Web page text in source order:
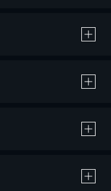
よる作品の購入 / レンタルです。
は、20％のポイント還元です。